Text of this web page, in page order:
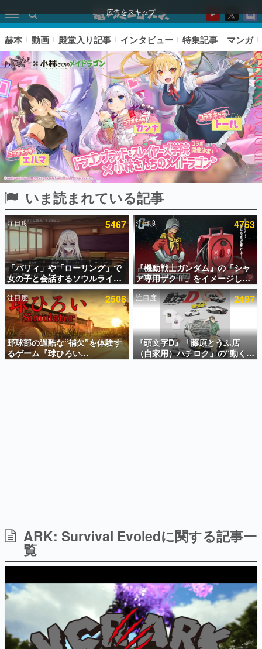
広告をスキップ
ピックアップ
電ファミのいま読まれている記事ランキング
アプリセール情報
インタビュー
連載・特集一覧
殿堂入り記事
SNS拡散数が数千以上！ ページビュー数万以上！ などな
ど。多くの人々に読まれた、電ファミ渾身の“殿堂入り”記
事をまとめました。
日本のコンテンツ産業やカルチャーに与えた影響を探る企
画です。
日本モバイルゲーム産業史
ルを網羅するほか、開発者へのインタビューや識者による
解説を掲載。約20年の歴史が一望できる決定版！
若ゲのいたり〜ゲームクリエイターの青春〜
『うつヌケ』『ペンと箸』等で知られるマンガ家・田中圭
一先生によるゲーム業界レポートマンガです。
赫本 動画 殿堂入り記事 インタビュー 特集記事 マンガ
いま読まれている記事
注目度 5467
「パリィ」や「ローリング」で
女の子と会話するソウルライク
恋愛ゲーム『小早川さんはソウ
ルライク』無料公開。返事に失
敗すると「YOU DIED」
注目度 4763
『機動戦士ガンダム』の「シャ
ア専用ザクⅡ」をイメージした
散水ホースリールが予約開始。
本体にはシャアのパーソナルマ
ークやジオン公国軍のエンブレ
ム、型式番号などを配置
注目度 2508
野球部の過酷な“補欠”を体験す
るゲーム『球ひろい
Simulator』が「1件」のウィッ
注目度 2497
『頭文字D』「藤原とうふ店
（自家用）ハチロク」の“動くテ
ィッシュケース”が買えるポップ
ARK: Survival Evoledに関する記事一
覧